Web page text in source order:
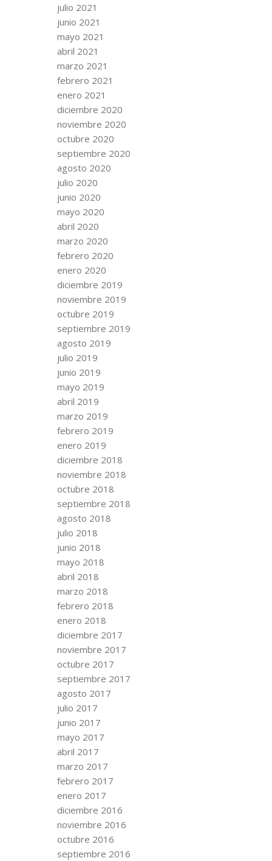
julio 2021
junio 2021
mayo 2021
abril 2021
marzo 2021
febrero 2021
enero 2021
diciembre 2020
noviembre 2020
octubre 2020
septiembre 2020
agosto 2020
julio 2020
junio 2020
mayo 2020
abril 2020
marzo 2020
febrero 2020
enero 2020
diciembre 2019
noviembre 2019
octubre 2019
septiembre 2019
agosto 2019
julio 2019
junio 2019
mayo 2019
abril 2019
marzo 2019
febrero 2019
enero 2019
diciembre 2018
noviembre 2018
octubre 2018
septiembre 2018
agosto 2018
julio 2018
junio 2018
mayo 2018
abril 2018
marzo 2018
febrero 2018
enero 2018
diciembre 2017
noviembre 2017
octubre 2017
septiembre 2017
agosto 2017
julio 2017
junio 2017
mayo 2017
abril 2017
marzo 2017
febrero 2017
enero 2017
diciembre 2016
noviembre 2016
octubre 2016
septiembre 2016